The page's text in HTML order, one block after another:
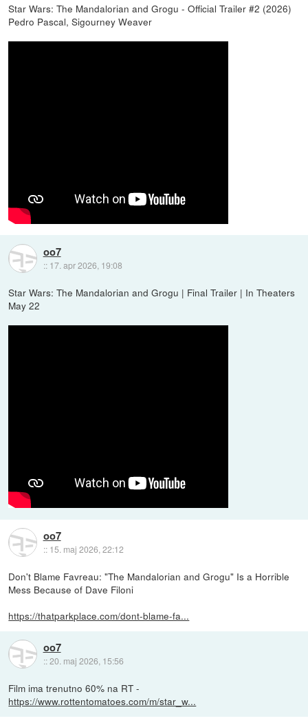
Star Wars: The Mandalorian and Grogu - Official Trailer #2 (2026)
Pedro Pascal, Sigourney Weaver
oo7
:: 17. apr 2026, 19:08
Star Wars: The Mandalorian and Grogu | Final Trailer | In Theaters
May 22
oo7
:: 15. maj 2026, 22:12
Don't Blame Favreau: "The Mandalorian and Grogu" Is a Horrible
Mess Because of Dave Filoni
https://thatparkplace.com/dont-blame-fa...
oo7
::20. maj 2026, 15:56
Film ima trenutno 60% na RT -
https://www.rottentomatoes.com/m/star_w...